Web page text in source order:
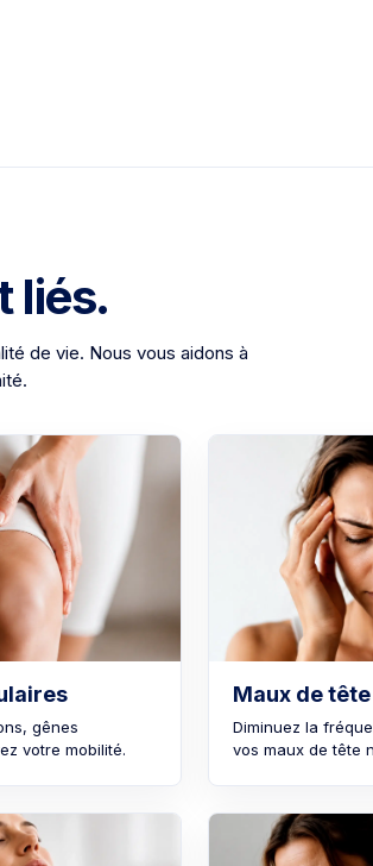
liés.
de vie. Nous vous aidons à
gênes
votre mobilité.
Maux de
Diminuez la
vos maux de tête